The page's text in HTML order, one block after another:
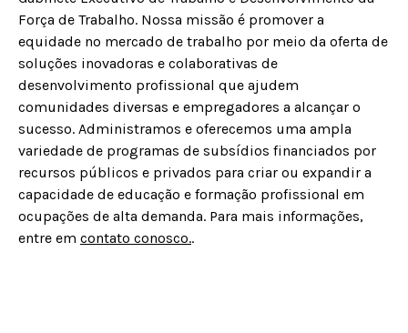
Força de Trabalho. Nossa missão é promover a
equidade no mercado de trabalho por meio da oferta de
soluções inovadoras e colaborativas de
desenvolvimento profissional que ajudem
comunidades diversas e empregadores a alcançar o
sucesso. Administramos e oferecemos uma ampla
variedade de programas de subsídios financiados por
recursos públicos e privados para criar ou expandir a
capacidade de educação e formação profissional em
ocupações de alta demanda. Para mais informações,
entre em contato conosco..